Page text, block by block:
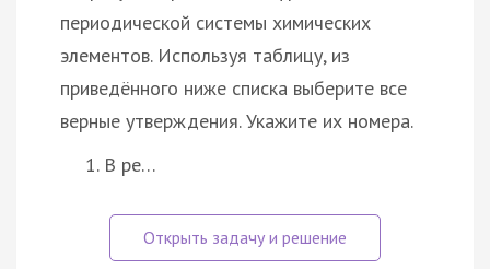
периодической системы химических
элементов. Используя таблицу, из
приведённого ниже списка выберите все
верные утверждения. Укажите их номера.
В ре…